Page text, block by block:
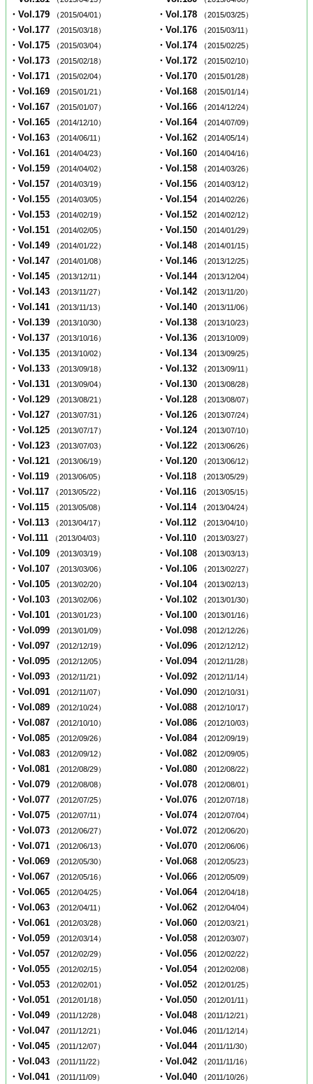
・Vol.179 （2015/04/01） ・Vol.178 （2015/03/25）
・Vol.177 （2015/03/18） ・Vol.176 （2015/03/11）
・Vol.175 （2015/03/04） ・Vol.174 （2015/02/25）
・Vol.173 （2015/02/18） ・Vol.172 （2015/02/10）
・Vol.171 （2015/02/04） ・Vol.170 （2015/01/28）
・Vol.169 （2015/01/21） ・Vol.168 （2015/01/14）
・Vol.167 （2015/01/07） ・Vol.166 （2014/12/24）
・Vol.165 （2014/12/10） ・Vol.164 （2014/07/09）
・Vol.163 （2014/06/11） ・Vol.162 （2014/05/14）
・Vol.161 （2014/04/23） ・Vol.160 （2014/04/16）
・Vol.159 （2014/04/02） ・Vol.158 （2014/03/26）
・Vol.157 （2014/03/19） ・Vol.156 （2014/03/12）
・Vol.155 （2014/03/05） ・Vol.154 （2014/02/26）
・Vol.153 （2014/02/19） ・Vol.152 （2014/02/12）
・Vol.151 （2014/02/05） ・Vol.150 （2014/01/29）
・Vol.149 （2014/01/22） ・Vol.148 （2014/01/15）
・Vol.147 （2014/01/08） ・Vol.146 （2013/12/25）
・Vol.145 （2013/12/11） ・Vol.144 （2013/12/04）
・Vol.143 （2013/11/27） ・Vol.142 （2013/11/20）
・Vol.141 （2013/11/13） ・Vol.140 （2013/11/06）
・Vol.139 （2013/10/30） ・Vol.138 （2013/10/23）
・Vol.137 （2013/10/16） ・Vol.136 （2013/10/09）
・Vol.135 （2013/10/02） ・Vol.134 （2013/09/25）
・Vol.133 （2013/09/18） ・Vol.132 （2013/09/11）
・Vol.131 （2013/09/04） ・Vol.130 （2013/08/28）
・Vol.129 （2013/08/21） ・Vol.128 （2013/08/07）
・Vol.127 （2013/07/31） ・Vol.126 （2013/07/24）
・Vol.125 （2013/07/17） ・Vol.124 （2013/07/10）
・Vol.123 （2013/07/03） ・Vol.122 （2013/06/26）
・Vol.121 （2013/06/19） ・Vol.120 （2013/06/12）
・Vol.119 （2013/06/05） ・Vol.118 （2013/05/29）
・Vol.117 （2013/05/22） ・Vol.116 （2013/05/15）
・Vol.115 （2013/05/08） ・Vol.114 （2013/04/24）
・Vol.113 （2013/04/17） ・Vol.112 （2013/04/10）
・Vol.111 （2013/04/03） ・Vol.110 （2013/03/27）
・Vol.109 （2013/03/19） ・Vol.108 （2013/03/13）
・Vol.107 （2013/03/06） ・Vol.106 （2013/02/27）
・Vol.105 （2013/02/20） ・Vol.104 （2013/02/13）
・Vol.103 （2013/02/06） ・Vol.102 （2013/01/30）
・Vol.101 （2013/01/23） ・Vol.100 （2013/01/16）
・Vol.099 （2013/01/09） ・Vol.098 （2012/12/26）
・Vol.097 （2012/12/19） ・Vol.096 （2012/12/12）
・Vol.095 （2012/12/05） ・Vol.094 （2012/11/28）
・Vol.093 （2012/11/21） ・Vol.092 （2012/11/14）
・Vol.091 （2012/11/07） ・Vol.090 （2012/10/31）
・Vol.089 （2012/10/24） ・Vol.088 （2012/10/17）
・Vol.087 （2012/10/10） ・Vol.086 （2012/10/03）
・Vol.085 （2012/09/26） ・Vol.084 （2012/09/19）
・Vol.083 （2012/09/12） ・Vol.082 （2012/09/05）
・Vol.081 （2012/08/29） ・Vol.080 （2012/08/22）
・Vol.079 （2012/08/08） ・Vol.078 （2012/08/01）
・Vol.077 （2012/07/25） ・Vol.076 （2012/07/18）
・Vol.075 （2012/07/11） ・Vol.074 （2012/07/04）
・Vol.073 （2012/06/27） ・Vol.072 （2012/06/20）
・Vol.071 （2012/06/13） ・Vol.070 （2012/06/06）
・Vol.069 （2012/05/30） ・Vol.068 （2012/05/23）
・Vol.067 （2012/05/16） ・Vol.066 （2012/05/09）
・Vol.065 （2012/04/25） ・Vol.064 （2012/04/18）
・Vol.063 （2012/04/11） ・Vol.062 （2012/04/04）
・Vol.061 （2012/03/28） ・Vol.060 （2012/03/21）
・Vol.059 （2012/03/14） ・Vol.058 （2012/03/07）
・Vol.057 （2012/02/29） ・Vol.056 （2012/02/22）
・Vol.055 （2012/02/15） ・Vol.054 （2012/02/08）
・Vol.053 （2012/02/01） ・Vol.052 （2012/01/25）
・Vol.051 （2012/01/18） ・Vol.050 （2012/01/11）
・Vol.049 （2011/12/28） ・Vol.048 （2011/12/21）
・Vol.047 （2011/12/21） ・Vol.046 （2011/12/14）
・Vol.045 （2011/12/07） ・Vol.044 （2011/11/30）
・Vol.043 （2011/11/22） ・Vol.042 （2011/11/16）
・Vol.041 （2011/11/09） ・Vol.040 （2011/10/26）